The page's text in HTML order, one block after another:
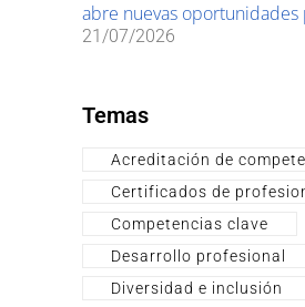
abre nuevas oportunidades
21/07/2026
Temas
Acreditación de
Certificados de
Competencias clave
Desarrollo profesional
Diversidad e inclusión